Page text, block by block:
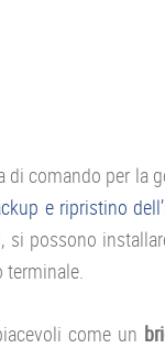
comando per la
e ripristino
possono
terminale.
come un